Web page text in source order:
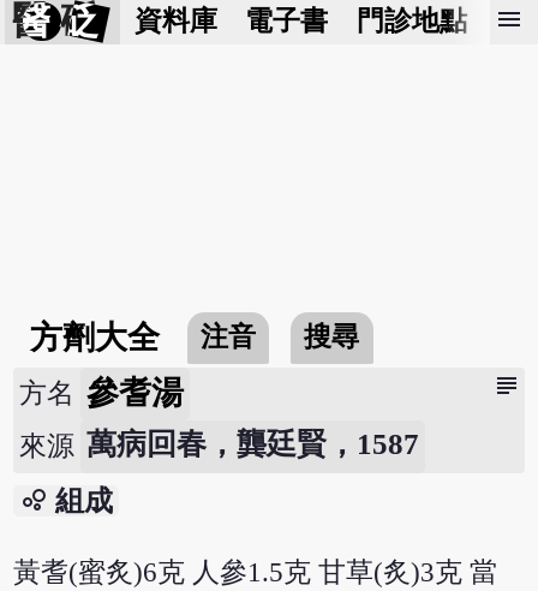
醫 砭 資料庫 電子書 門診地點 預
menu
方劑大全 注音 搜尋
subject
方名 參耆湯
來源 萬病回春，龔廷賢，1587
bubble_chart 組成
黃耆(蜜炙)6克 人參1.5克 甘草(炙)3克 當